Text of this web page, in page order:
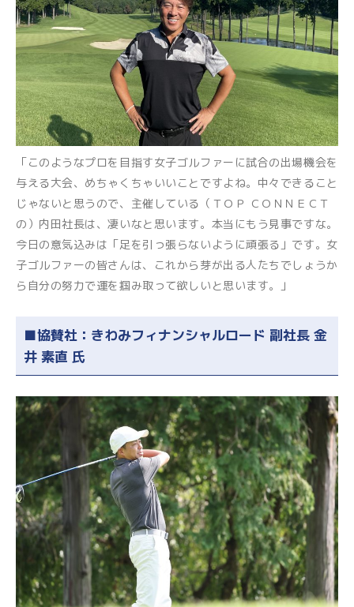
「このようなプロを目指す女子ゴルファーに試合の出場機会を
与える大会、めちゃくちゃいいことですよね。中々できること
じゃないと思うので、主催している（ＴＯＰ ＣＯＮＮＥＣＴ
の）内田社長は、凄いなと思います。本当にもう見事ですな。
今日の意気込みは「足を引っ張らないように頑張る」です。女
子ゴルファーの皆さんは、これから芽が出る人たちでしょうか
ら自分の努力で運を掴み取って欲しいと思います。」
■協賛社：きわみフィナンシャルロード 副社長 金
井 素直 氏